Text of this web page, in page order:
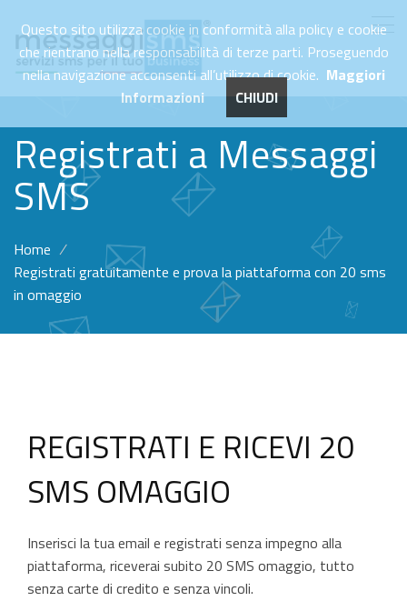
Registrati a Messaggi
SMS
Home /
Registrati gratuitamente e prova la piattaforma con 20 sms
in omaggio
REGISTRATI E RICEVI 20
SMS OMAGGIO
Inserisci la tua email e registrati senza impegno alla
piattaforma, riceverai subito 20 SMS omaggio, tutto
senza carte di credito e senza vincoli.
Questo sito utilizza cookie in conformità alla policy e cookie
che rientrano nella responsabilità di terze parti. Proseguendo
nella navigazione acconsenti all’utilizzo di cookie. Maggiori
Informazioni
CHIUDI